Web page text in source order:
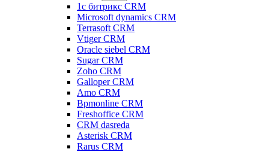
1с битрикс CRM
Microsoft dynamics CRM
Terrasoft CRM
Vtiger CRM
Oracle siebel CRM
Sugar CRM
Zoho CRM
Galloper CRM
Amo CRM
Bpmonline CRM
Freshoffice CRM
CRM dasreda
Asterisk CRM
Rarus CRM